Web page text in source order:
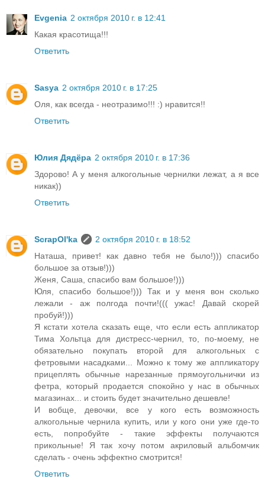
Evgenia 2 октября 2010 г. в 12:41
Какая красотища!!!
Ответить
Sasya 2 октября 2010 г. в 17:25
Оля, как всегда - неотразимо!!! :) нравится!!
Ответить
Юлия Дядёра 2 октября 2010 г. в 17:36
Здорово! А у меня алкогольные чернилки лежат, а я все
никак))
Ответить
ScrapOl'ka
2 октября 2010 г. в 18:52
Наташа, привет! как давно тебя не было!))) спасибо
большое за отзыв!)))
Женя, Саша, спасибо вам большое!)))
Юля, спасибо большое!))) Так и у меня вон сколько
лежали - аж полгода почти!((( ужас! Давай скорей
пробуй!)))
Я кстати хотела сказать еще, что если есть аппликатор
Тима Хольтца для дистресс-чернил, то, по-моему, не
обязательно покупать второй для алкогольных с
фетровыми насадками... Можно к тому же аппликатору
прицеплять обычные нарезанные прямоугольнички из
фетра, который продается спокойно у нас в обычных
магазинах... и стоить будет значительно дешевле!
И вобще, девочки, все у кого есть возможность
алкогольные чернила купить, или у кого они уже где-то
есть, попробуйте - такие эффекты получаются
прикольные! Я так хочу потом акриловый альбомчик
сделать - очень эффектно смотрится!
Ответить